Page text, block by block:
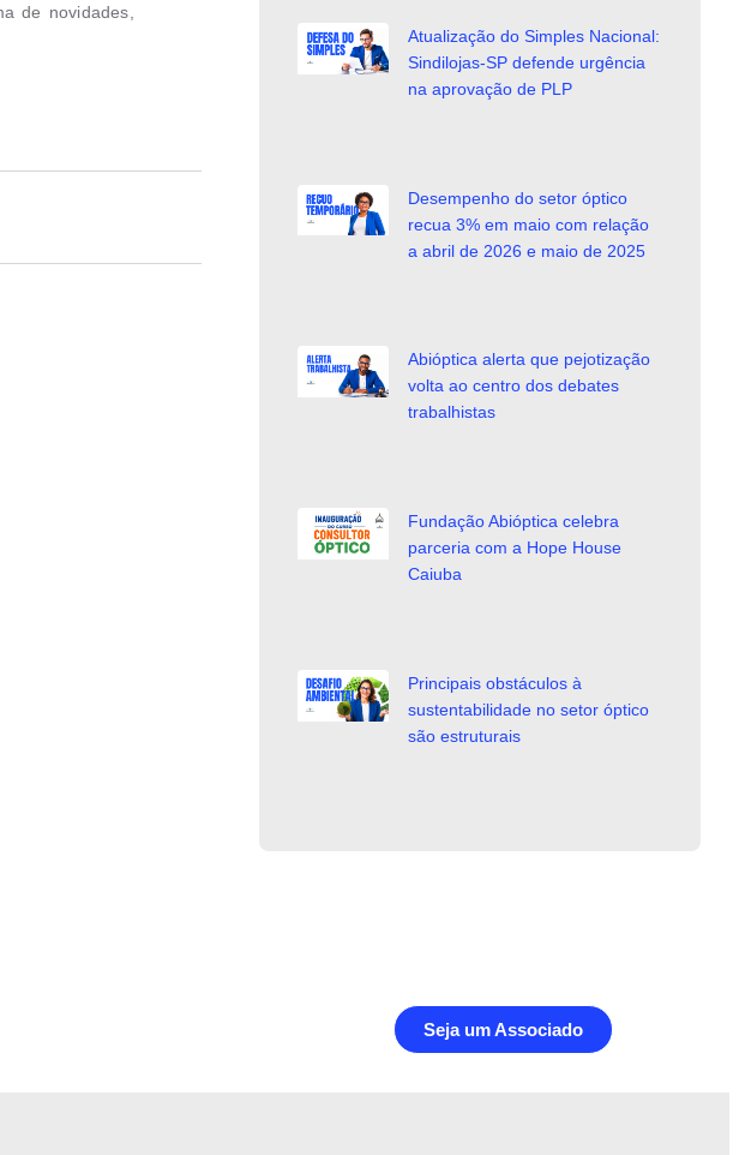
de novidades,
Atualização do Simples Nacional:
Sindilojas-SP defende urgência
na aprovação de PLP
Desempenho do setor óptico
recua 3% em maio com relação
a abril de 2026 e maio de 2025
Abióptica alerta que pejotização
volta ao centro dos debates
trabalhistas
Fundação Abióptica celebra
parceria com a Hope House
Caiuba
Principais obstáculos à
sustentabilidade no setor óptico
são estruturais
Seja um Associado